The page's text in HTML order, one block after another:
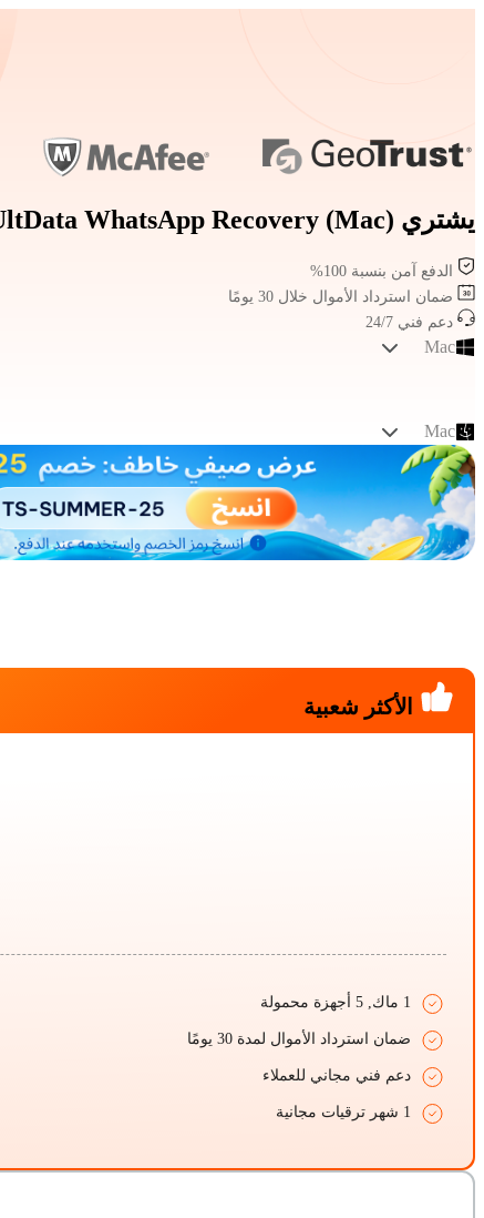
يشتري Tenorshare UltData WhatsApp Recovery (Mac)
الدفع آمن بنسبة 100%
ضمان استرداد الأموال خلال 30 يومًا
دعم فني 24/7
Mac
Mac
الأكثر شعبية
1 ماك, 5 أجهزة محمولة
ضمان استرداد الأموال لمدة 30 يومًا
دعم فني مجاني للعملاء
1 شهر ترقيات مجانية